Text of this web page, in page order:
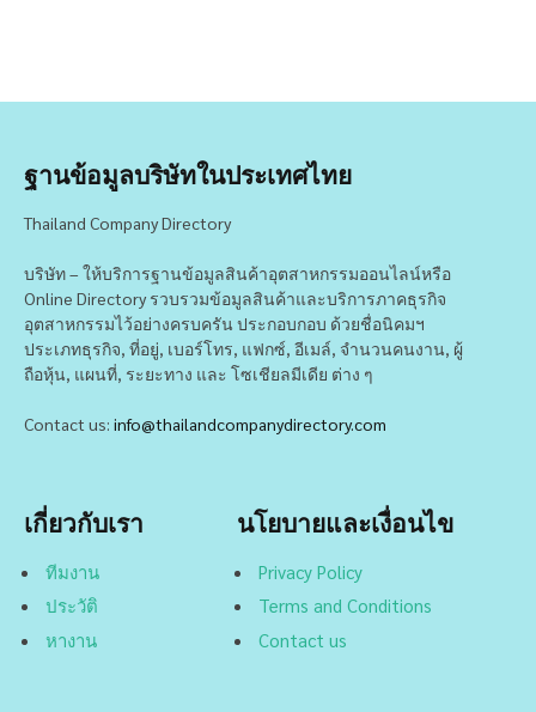
ฐานข้อมูลบริษัทในประเทศไทย
Thailand Company Directory
บริษัท – ให้บริการฐานข้อมูลสินค้าอุตสาหกรรมออนไลน์หรือ
Online Directory รวบรวมข้อมูลสินค้าและบริการภาคธุรกิจ
อุตสาหกรรมไว้อย่างครบครัน ประกอบกอบ ด้วยชื่อนิคมฯ
ประเภทธุรกิจ, ที่อยู่, เบอร์โทร, แฟกซ์, อีเมล์, จำนวนคนงาน, ผู้
ถือหุ้น, แผนที่, ระยะทาง และ โซเชียลมีเดีย ต่าง ๆ
Contact us: info@thailandcompanydirectory.com
เกี่ยวกับเรา
ทีมงาน
ประวัติ
หางาน
นโยบายและเงื่อนไข
Privacy Policy
Terms and Conditions
Contact us